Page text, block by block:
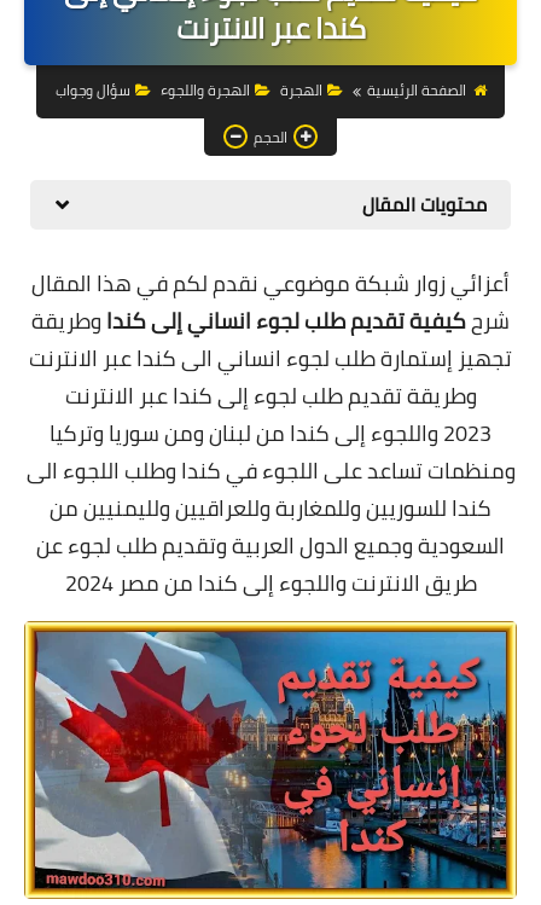
التجارة الالكترونية
التسويق
التداول
الهاتف
المواقع
زيادة متابعين
العملات المشفرة
الاستثمار
كندا عبر الانترنت
الصفحة الرئيسية الهجرة الهجرة واللجوء
سؤال وجواب
الحجم
محتويات المقال
أعزائي زوار شبكة موضوعي نقدم لكم في هذا المقال
شرحكيفية تقديم طلب لجوء انساني إلى كنداوطريقة
تجهيز إستمارة طلب لجوء انساني الى كندا عبر الانترنت
وطريقة تقديم طلب لجوء إلى كندا عبر الانترنت
2023 واللجوء إلى كندا من لبنان ومن سوريا وتركيا
ومنظمات تساعد على اللجوء في كندا وطلب اللجوء الى
كندا للسوريين وللمغاربة وللعراقيين ولليمنيين من
السعودية وجميع الدول العربية وتقديم طلب لجوء عن
طريق الانترنت واللجوء إلى كندا من مصر 2024